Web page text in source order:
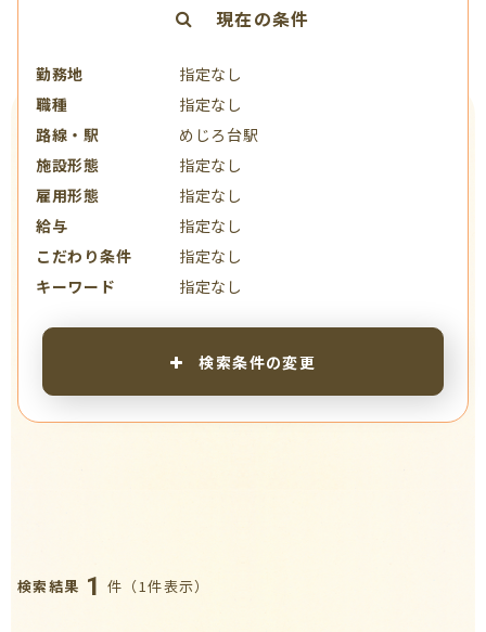
現在の条件
勤務地
指定なし
職種
指定なし
路線・駅
めじろ台駅
施設形態
指定なし
雇用形態
指定なし
給与
指定なし
こだわり条件
指定なし
キーワード
指定なし
検索条件の変更
検索結果 1 件（1件表示）